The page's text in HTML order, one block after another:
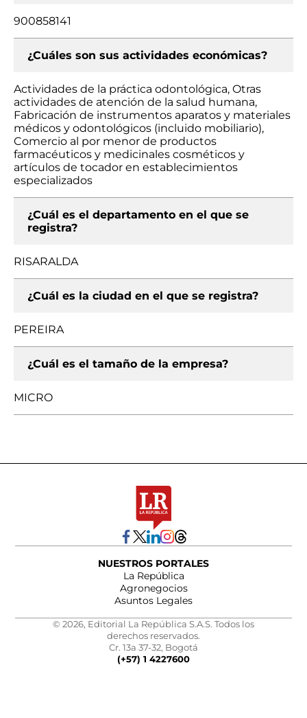
900858141
¿Cuáles son sus actividades económicas?
Actividades de la práctica odontológica, Otras
actividades de atención de la salud humana,
Fabricación de instrumentos aparatos y materiales
médicos y odontológicos (incluido mobiliario),
Comercio al por menor de productos
farmacéuticos y medicinales cosméticos y
artículos de tocador en establecimientos
especializados
¿Cuál es el departamento en el que se
registra?
RISARALDA
¿Cuál es la ciudad en el que se registra?
PEREIRA
¿Cuál es el tamaño de la empresa?
MICRO
NUESTROS PORTALES
La República
Agronegocios
Asuntos Legales
© 2026, Editorial La República S.A.S. Todos los
derechos reservados.
Cr. 13a 37-32, Bogotá
(+57) 1 4227600